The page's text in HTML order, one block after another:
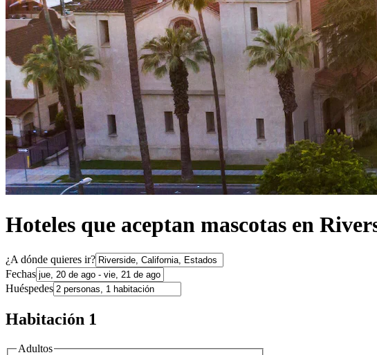
Hoteles que aceptan mascotas en
¿A dónde quieres ir?
Fechas
Huéspedes
Habitación 1
Adultos